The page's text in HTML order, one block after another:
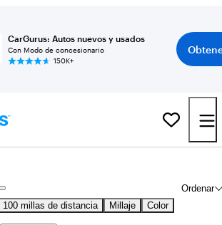
CarGurus: Autos nuevos y usados
Con Modo de concesionario
150K+
Ordenar
100 millas de distancia Millaje Color